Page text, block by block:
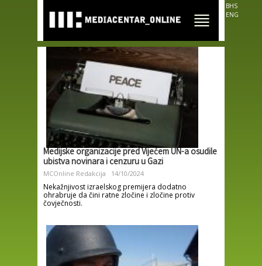
main
content
BHS
ENG
Medijske organizacije pred Vijećem UN-a osudile
ubistva novinara i cenzuru u Gazi
MCOnline Redakcija 14/10/2024
Nekažnjivost izraelskog premijera dodatno
ohrabruje da čini ratne zločine i zločine protiv
čovječnosti.